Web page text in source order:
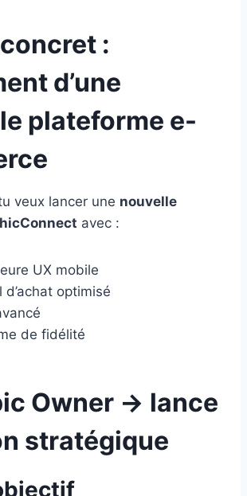
:
d’une
plateforme e-
veux lancer une nouvelle
avec :
UX mobile
d’achat optimisé
de fidélité
Owner → lance
stratégique